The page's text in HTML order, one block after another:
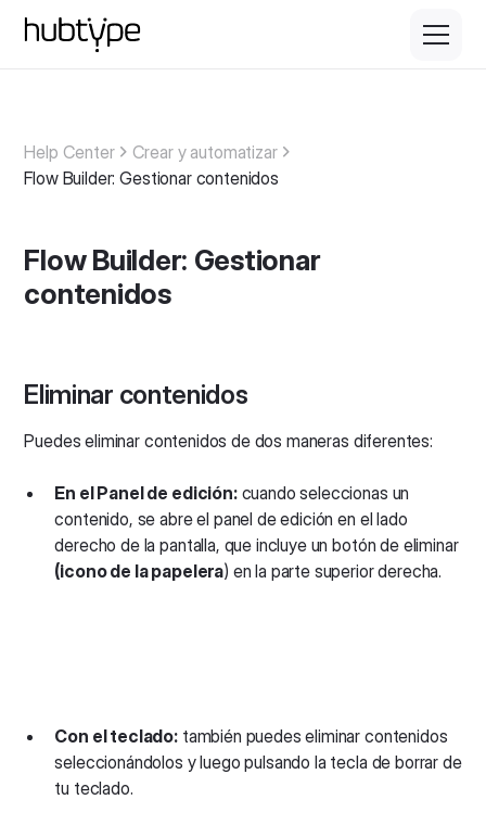
Help Center
Crear y automatizar
Flow Builder: Gestionar contenidos
Flow Builder: Gestionar
contenidos
Eliminar contenidos
Puedes eliminar contenidos de dos maneras diferentes:
En el Panel de edición:cuando seleccionas un
contenido, se abre el panel de edición en el lado
derecho de la pantalla, que incluye un botón de eliminar
(icono de la papelera) en la parte superior derecha.
Con el teclado: también puedes eliminar contenidos
seleccionándolos y luego pulsando la tecla de borrar de
tu teclado.